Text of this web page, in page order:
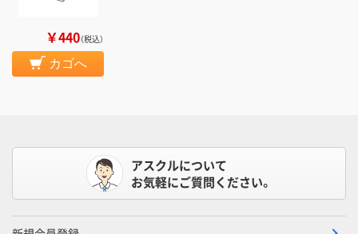
￥440（税込）
カゴへ
アスクルについて
お気軽にご質問ください。